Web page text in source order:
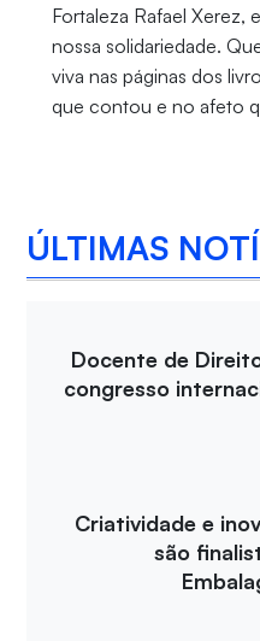
Fortaleza Rafael Xerez,
nossa solidariedade.
viva nas páginas dos
que contou e no afeto
ÚLTIMAS
Docente de
congresso
Criatividade e
são